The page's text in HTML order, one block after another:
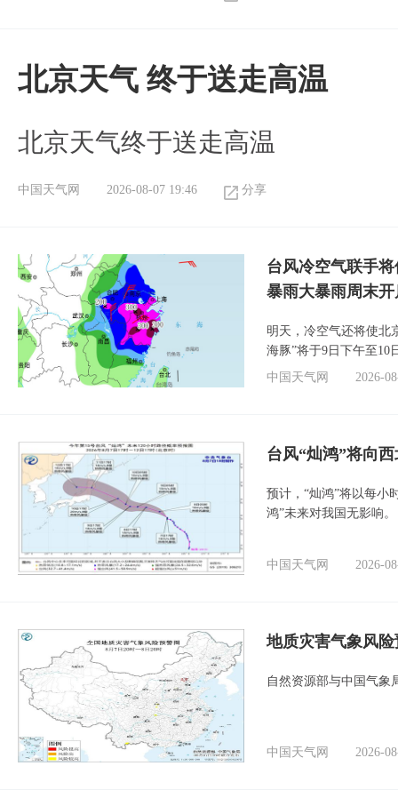
北京天气 终于送走高温
北京天气终于送走高温
中国天气网 2026-08-07 19:46 分享
台风冷空气联手
暴雨大暴雨周末开
明天，冷空气还将使北
海豚”将于9日下午至10
中国天气网
2026-
台风“灿鸿”将向
预计，“灿鸿”将以每小
鸿”未来对我国无影响。
中国天气网 2026-
地质灾害气象风
自然资源部与中国气象
中国天气网 2026-